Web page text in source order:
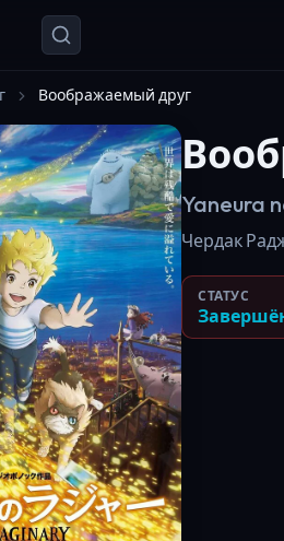
Воображаемый друг
Yaneura
Чердак
СТАТУС